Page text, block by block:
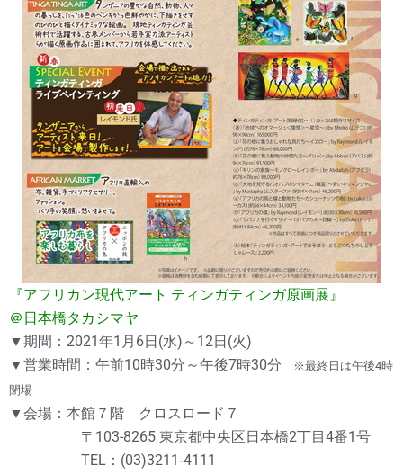
『アフリカン現代アート ティンガティンガ原画展』
＠日本橋タカシマヤ
▼期間：2021年1月6日(水)～12日(火)
▼営業時間：午前10時30分～午後7時30分 ※最終日は午後4時
閉場
▼会場：本館７階 クロスロード７
〒103-8265 東京都中央区日本橋2丁目4番1号
TEL：(03)3211‐4111